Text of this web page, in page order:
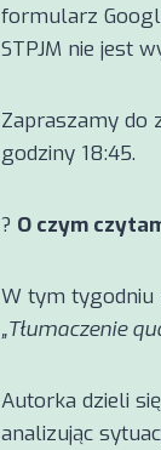
formularz
STPJM nie jest
Zapraszamy do
godziny 18:45.
? O czym
W tym tygodniu
„Tłumaczenie
Autorka dzieli
analizując